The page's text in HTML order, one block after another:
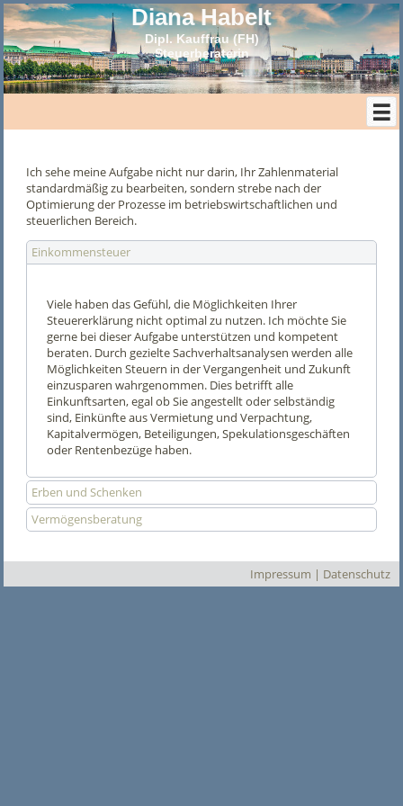
Diana Habelt
Dipl. Kauffrau (FH)
Steuerberaterin
Ich sehe meine Aufgabe nicht nur darin, Ihr Zahlenmaterial
standardmäßig zu bearbeiten, sondern strebe nach der
Optimierung der Prozesse im betriebswirtschaftlichen und
steuerlichen Bereich.
Einkommensteuer
Viele haben das Gefühl, die Möglichkeiten Ihrer
Steuererklärung nicht optimal zu nutzen. Ich möchte Sie
gerne bei dieser Aufgabe unterstützen und kompetent
beraten. Durch gezielte Sachverhaltsanalysen werden alle
Möglichkeiten Steuern in der Vergangenheit und Zukunft
einzusparen wahrgenommen. Dies betrifft alle
Einkunftsarten, egal ob Sie angestellt oder selbständig
sind, Einkünfte aus Vermietung und Verpachtung,
Kapitalvermögen, Beteiligungen, Spekulationsgeschäften
oder Rentenbezüge haben.
Erben und Schenken
Vermögensberatung
Impressum | Datenschutz